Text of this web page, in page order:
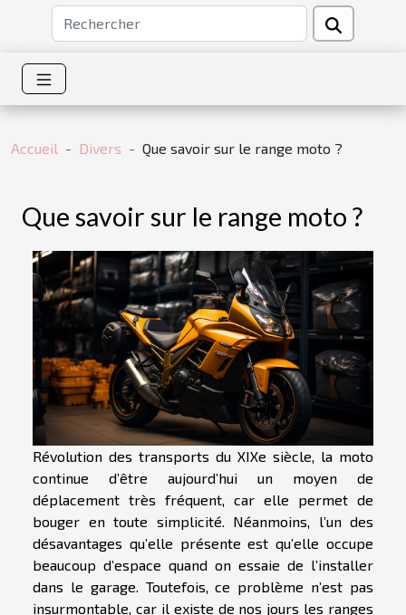
Accueil Divers Que savoir sur le range moto ?
Que savoir sur le range moto ?
Révolution des transports du XIXe siècle, la moto
continue d’être aujourd’hui un moyen de
déplacement très fréquent, car elle permet de
bouger en toute simplicité. Néanmoins, l’un des
désavantages qu’elle présente est qu’elle occupe
beaucoup d’espace quand on essaie de l’installer
dans le garage. Toutefois, ce problème n’est pas
insurmontable, car il existe de nos jours les ranges